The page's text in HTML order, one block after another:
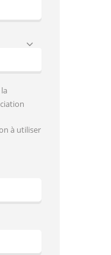
à utiliser